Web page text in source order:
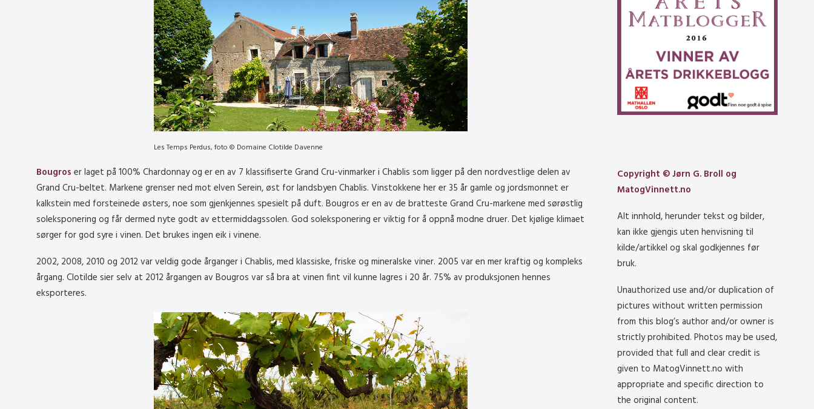
Les Temps Perdus, foto © Domaine Clotilde Davenne
Bougros er laget på 100% Chardonnay og er en av 7 klassifiserte Grand Cru-vinmarker i Chablis som ligger på den nordvestlige delen av
Grand Cru-beltet. Markene grenser ned mot elven Serein, øst for landsbyen Chablis. Vinstokkene her er 35 år gamle og jordsmonnet er
kalkstein med forsteinede østers, noe som gjenkjennes spesielt på duft. Bougros er en av de bratteste Grand Cru-markene med sørøstlig
soleksponering og får dermed nyte godt av ettermiddagssolen. God soleksponering er viktig for å oppnå modne druer. Det kjølige klimaet
sørger for god syre i vinen. Det brukes ingen eik i vinene.
2002, 2008, 2010 og 2012 var veldig gode årganger i Chablis, med klassiske, friske og mineralske viner. 2005 var en mer kraftig og kompleks
årgang. Clotilde sier selv at 2012 årgangen av Bougros var så bra at vinen fint vil kunne lagres i 20 år. 75% av produksjonen hennes
eksporteres.
Copyright © Jørn G. Broll og
MatogVinnett.no
Alt innhold, herunder tekst og bilder,
kan ikke gjengis uten henvisning til
kilde/artikkel og skal godkjennes før
bruk.
Unauthorized use and/or duplication of
pictures without written permission
from this blog’s author and/or owner is
strictly prohibited. Photos may be used,
provided that full and clear credit is
given to MatogVinnett.no with
appropriate and specific direction to
the original content.